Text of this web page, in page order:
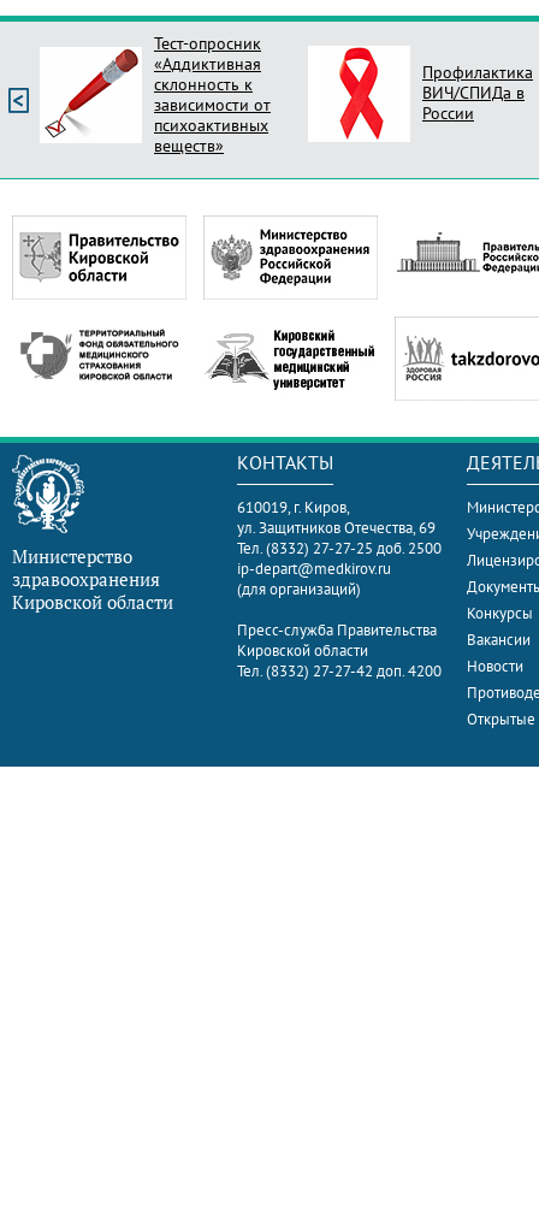
Тест-опросник
«Аддиктивная
склонность к
зависимости от
психоактивных
веществ»
Профилактика
ВИЧ/СПИДа в
России
Министерство
здравоохранения
Кировской области
КОНТАКТЫ
610019, г. Киров,
ул. Защитников Отечества, 69
Тел. (8332) 27-27-25 доб. 2500
ip-depart@medkirov.ru
(для организаций)
Пресс-служба Правительства
Кировской области
Тел. (8332) 27-27-42 доп. 4200
Конкурсы
Вакансии
Новости